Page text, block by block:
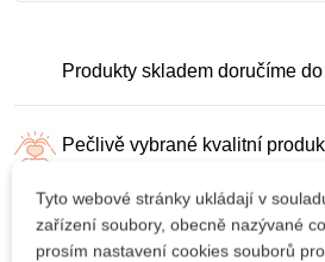
Produkty skladem doručíme
Pečlivě vybrané kvalitní
Dárek k nákupu nad 2000 Kč
Tyto webové stránky ukládají v
zařízení soubory, obecně nazývané
prosím nastavení cookies souborů